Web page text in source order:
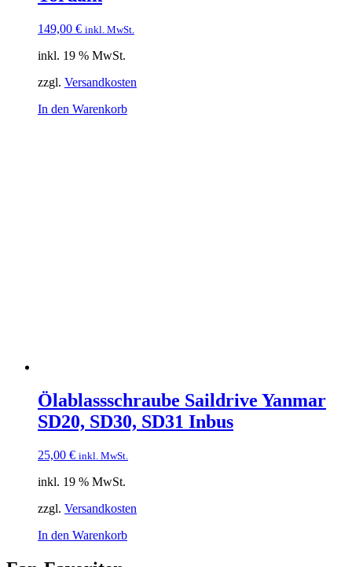
149,00 € inkl. MwSt.
inkl. 19 % MwSt.
zzgl. Versandkosten
In den Warenkorb
Ölablassschraube Saildrive Yanmar
SD20, SD30, SD31 Inbus
25,00 € inkl. MwSt.
inkl. 19 % MwSt.
zzgl. Versandkosten
In den Warenkorb